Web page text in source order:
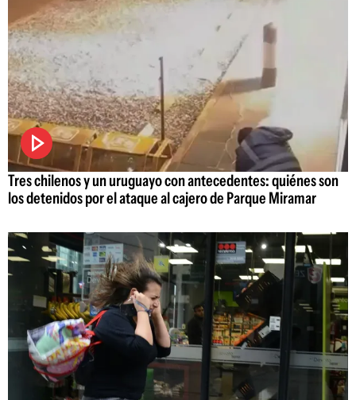
Tres chilenos y un uruguayo con antecedentes: quiénes son
los detenidos por el ataque al cajero de Parque Miramar